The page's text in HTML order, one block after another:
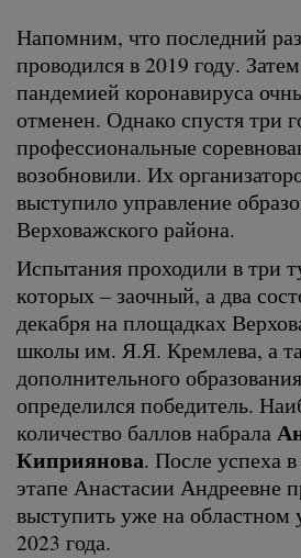
Напомним, что последний
проводился в 2019 году.
пандемией коронавируса
отменен. Однако спустя три
профессиональные
возобновили. Их
выступило управление
Верховажского района.
Испытания проходили в три
которых – заочный, а два
декабря на площадках
школы им. Я.Я. Кремлева, а
дополнительного
определился победитель.
количество баллов набрала
Киприянова. После успеха
этапе Анастасии Андреевне
выступить уже на областном
2023 года.